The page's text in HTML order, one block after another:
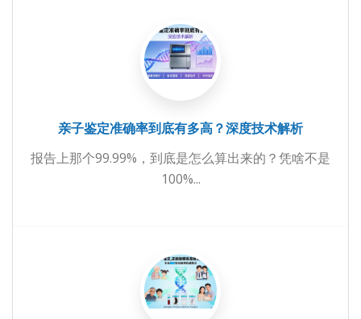
亲子鉴定准确率到底有多高？深度技术解析
报告上那个99.99%，到底是怎么算出来的？凭啥不是
100%...